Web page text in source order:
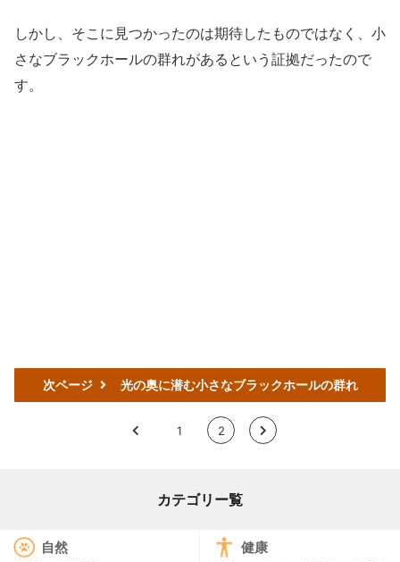
しかし、そこに見つかったのは期待したものではなく、小
さなブラックホールの群れがあるという証拠だったので
す。
次ページ 光の奥に潜む小さなブラックホールの群れ
< 1 2 >
カテゴリー覧
自然 健康